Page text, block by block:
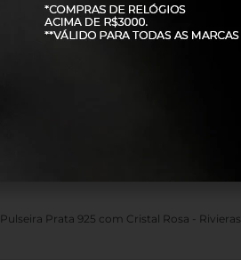
53%
Pulseira Prata 925 com Cristal Rosa - Rivieras